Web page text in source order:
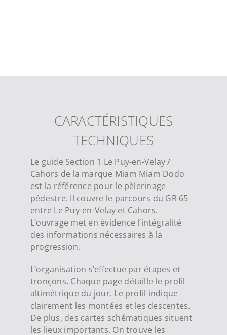
CARACTÉRISTIQUES
TECHNIQUES
Le guide Section 1 Le Puy-en-Velay /
Cahors de la marque Miam Miam Dodo
est la référence pour le pèlerinage
pédestre. Il couvre le parcours du GR 65
entre Le Puy-en-Velay et Cahors.
L’ouvrage met en évidence l’intégralité
des informations nécessaires à la
progression.
L’organisation s’effectue par étapes et
tronçons. Chaque page détaille le profil
altimétrique du jour. Le profil indique
clairement les montées et les descentes.
De plus, des cartes schématiques situent
les lieux importants. On trouve les